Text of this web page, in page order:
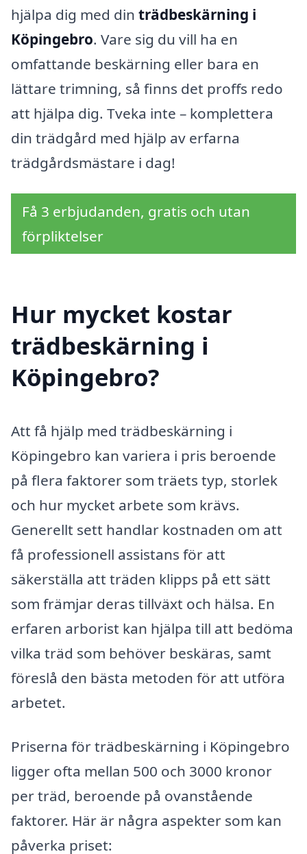
hjälpa dig med din trädbeskärning i
Köpingebro. Vare sig du vill ha en
omfattande beskärning eller bara en
lättare trimning, så finns det proffs redo
att hjälpa dig. Tveka inte – komplettera
din trädgård med hjälp av erfarna
trädgårdsmästare i dag!
Få 3 erbjudanden, gratis och utan
förpliktelser
Hur mycket kostar
trädbeskärning i
Köpingebro?
Att få hjälp med trädbeskärning i
Köpingebro kan variera i pris beroende
på flera faktorer som träets typ, storlek
och hur mycket arbete som krävs.
Generellt sett handlar kostnaden om att
få professionell assistans för att
säkerställa att träden klipps på ett sätt
som främjar deras tillväxt och hälsa. En
erfaren arborist kan hjälpa till att bedöma
vilka träd som behöver beskäras, samt
föreslå den bästa metoden för att utföra
arbetet.
Priserna för trädbeskärning i Köpingebro
ligger ofta mellan 500 och 3000 kronor
per träd, beroende på ovanstående
faktorer. Här är några aspekter som kan
påverka priset: